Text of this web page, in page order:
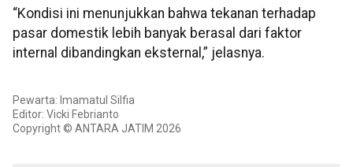
“Kondisi ini menunjukkan bahwa tekanan terhadap
pasar domestik lebih banyak berasal dari faktor
internal dibandingkan eksternal,” jelasnya.
Pewarta: Imamatul Silfia
Editor: Vicki Febrianto
Copyright © ANTARA JATIM 2026